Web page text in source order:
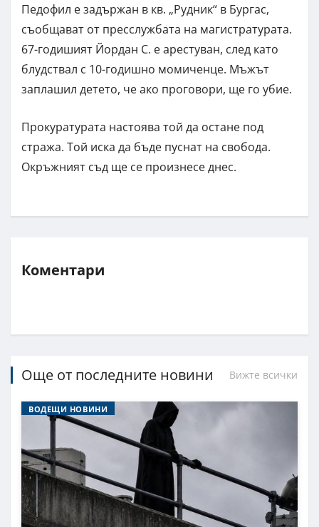
Педофил е задържан в кв. „Рудник“ в Бургас,
съобщават от пресслужбата на магистратурата.
67-годишият Йордан С. е арестуван, след като
блудствал с 10-годишно момиченце. Мъжът
заплашил детето, че ако проговори, ще го убие.
Прокуратурата настоява той да остане под
стража. Той иска да бъде пуснат на свобода.
Окръжният съд ще се произнесе днес.
Коментари
Още от последните новини Вижте всички
ВОДЕЩИ НОВИНИ